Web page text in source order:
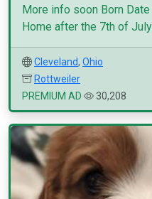
More info soon Born
Home after the 7th of
Cleveland, Ohio
Rottweiler
PREMIUM AD
30,208